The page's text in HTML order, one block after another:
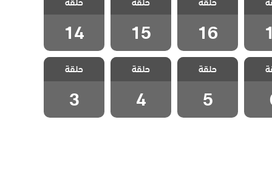
الحلقة 16
16
الحلقة 15
15
الحلقة 14
14
رجل
6
مسلسل رجل
العصا مدبلج
الحلقة 5
حلقة
5
مسلسل رجل
العصا مدبلج
الحلقة 4
حلقة
4
مسلسل رجل
العصا مدبلج
الحلقة 3
حلقة
3